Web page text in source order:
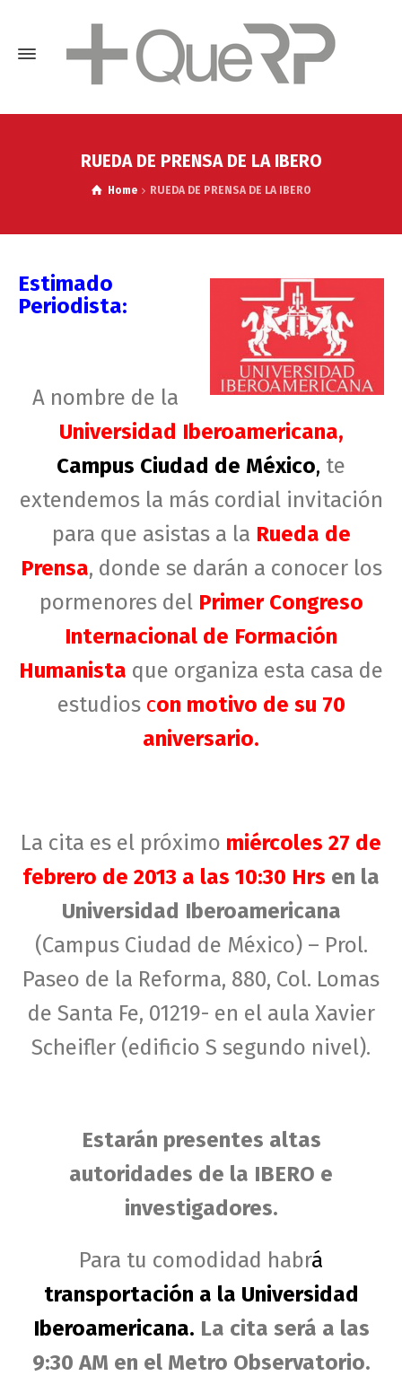
RUEDA DE PRENSA DE LA IBERO
Home RUEDA DE PRENSA DE LA IBERO
Estimado
Periodista:
A nombre de la
Universidad Iberoamericana,
Campus Ciudad de México, te
extendemos la más cordial invitación
para que asistas a la Rueda de
Prensa, donde se darán a conocer los
pormenores del Primer Congreso
Internacional de Formación
Humanista que organiza esta casa de
estudios con motivo de su 70
aniversario.
La cita es el próximo miércoles 27 de
febrero de 2013 a las 10:30 Hrs en la
Universidad Iberoamericana
(Campus Ciudad de México) – Prol.
Paseo de la Reforma, 880, Col. Lomas
de Santa Fe, 01219- en el aula Xavier
Scheifler (edificio S segundo nivel).
Estarán presentes altas
autoridades de la IBERO e
investigadores.
Para tu comodidad habrá
transportación a la Universidad
Iberoamericana. La cita será a las
9:30 AM en el Metro Observatorio.